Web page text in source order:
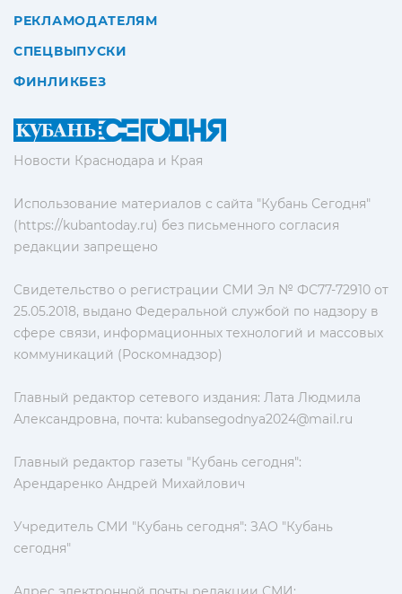
Новости Краснодара и Края
Использование материалов с сайта "Кубань Сегодня"
(https://kubantoday.ru) без письменного согласия
редакции запрещено
Свидетельство о регистрации СМИ Эл № ФС77-72910 от
25.05.2018, выдано Федеральной службой по надзору в
сфере связи, информационных технологий и массовых
коммуникаций (Роскомнадзор)
Главный редактор сетевого издания: Лата Людмила
Александровна, почта: kubansegodnya2024@mail.ru
Главный редактор газеты "Кубань сегодня":
Арендаренко Андрей Михайлович
Учредитель СМИ "Кубань сегодня": ЗАО "Кубань
сегодня"
РЕКЛАМОДАТЕЛЯМ
СПЕЦВЫПУСКИ
ФИНЛИКБЕЗ